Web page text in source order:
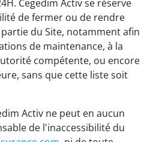
Cegedim Activ se réserve
de fermer ou de rendre
du Site, notamment afin
de maintenance, à la
compétente, ou encore
sans que cette liste soit
Activ ne peut en aucun
de l'inaccessibilité du